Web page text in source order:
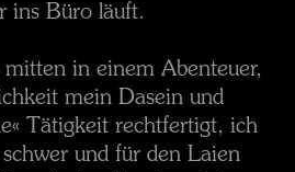
ins Büro läuft.
in einem Abenteuer,
mein Dasein und
Tätigkeit rechtfertigt, ich
und für den Laien